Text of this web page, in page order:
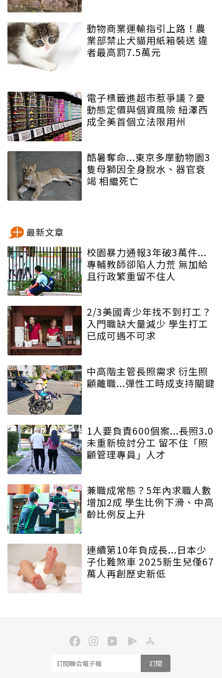
動物商業運輸指引上路！農
業部禁止犬貓用紙箱裝送 違
者最高罰7.5萬元
電子標籤進超市惹爭議？憂
動態定價與個資風險 紐澤西
成全美首個立法限用州
酷暑奪命...東京多摩動物園3
隻母獅因全身脫水、器官衰
竭 相繼死亡
最新文章
校園暴力通報3年破3萬件...
專輔教師卻陷人力荒 無加給
且行政繁重留不住人
2/3美國青少年找不到打工？
入門職缺大量減少 學生打工
已成可遇不可求
中高階主管長照需求 衍生照
顧離職...彈性工時成支持關鍵
1人要負責600個案...長照3.0
未重新檢討分工 留不住「照
顧管理專員」人才
兼職成常態？5年內求職人數
增加2成 學生比例下滑、中高
齡比例反上升
連續第10年負成長...日本少
子化難煞車 2025新生兒僅67
萬人再創歷史新低
訂閱